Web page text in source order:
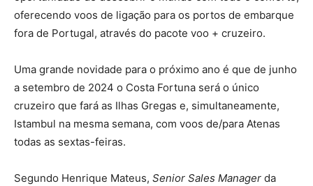
oferecendo voos de ligação para os portos de embarque
fora de Portugal, através do pacote voo + cruzeiro.
Uma grande novidade para o próximo ano é que de junho
a setembro de 2024 o Costa Fortuna será o único
cruzeiro que fará as Ilhas Gregas e, simultaneamente,
Istambul na mesma semana, com voos de/para Atenas
todas as sextas-feiras.
Segundo Henrique Mateus, Senior Sales Manager da